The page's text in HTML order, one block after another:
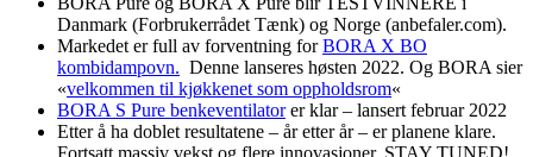
Danmark (Forbrukerrådet Tænk) og Norge (anbefaler.com).
Markedet er full av forventning forBORA X BO
kombidampovn. Denne lanseres høsten 2022. Og BORA sier
«velkommen til kjøkkenet som oppholdsrom«
BORA S Pure benkeventilatorer klar – lansert februar 2022
Etter å ha doblet resultatene – år etter år – er planene klare.
Fortsatt massiv vekst og flere innovasjoner. STAY TUNED!